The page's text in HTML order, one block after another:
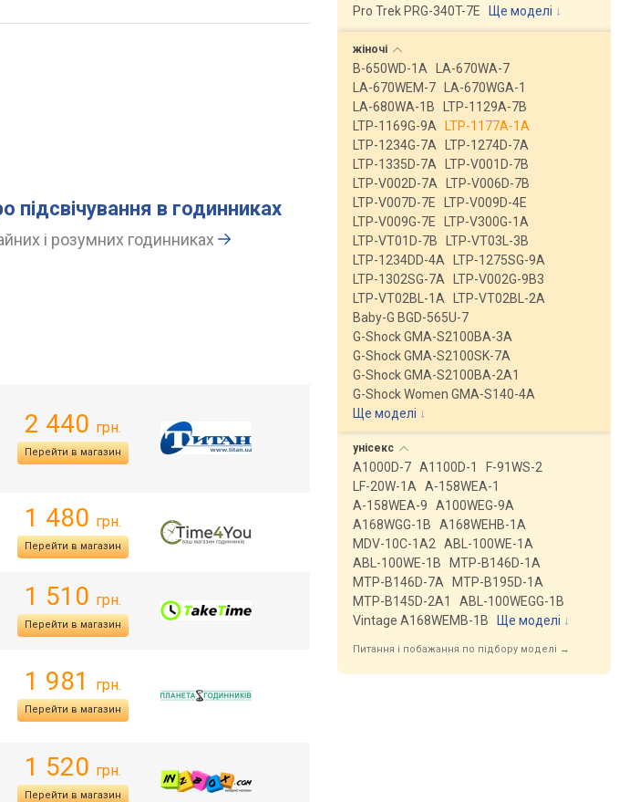
підсвічування в годинниках
і розумних годинниках
2 440 грн.
Перейти в магазин
1 480 грн.
Перейти в магазин
1 510 грн.
Перейти в магазин
1 981 грн.
Перейти в магазин
1 520 грн.
Перейти в магазин
Pro Trek PRG-340T-7E
Ще моделі ↓
жіночі
B-650WD-1A
LA-670WA-7
LA-670WEM-7
LA-670WGA-1
LA-680WA-1B
LTP-1129A-7B
LTP-1169G-9A
LTP-1177A-1A
LTP-1234G-7A
LTP-1274D-7A
LTP-1335D-7A
LTP-V001D-7B
LTP-V002D-7A
LTP-V006D-7B
LTP-V007D-7E
LTP-V009D-4E
LTP-V009G-7E
LTP-V300G-1A
LTP-VT01D-7B
LTP-VT03L-3B
LTP-1234DD-4A
LTP-1275SG-9A
LTP-1302SG-7A
LTP-V002G-9B3
LTP-VT02BL-1A
LTP-VT02BL-2A
Baby-G BGD-565U-7
G-Shock GMA-S2100BA-3A
G-Shock GMA-S2100SK-7A
G-Shock GMA-S2100BA-2A1
G-Shock Women GMA-S140-4A
Ще моделі ↓
унісекс
A1000D-7 A1100D-1
F-91WS-2
LF-20W-1A
A-158WEA-1
A-158WEA-9
A100WEG-9A
A168WGG-1B
A168WEHB-1A
MDV-10C-1A2
ABL-100WE-1A
ABL-100WE-1B
MTP-B146D-1A
MTP-B146D-7A
MTP-B195D-1A
MTP-B145D-2A1
ABL-100WEGG-1B
Vintage A168WEMB-1B
Ще моделі ↓
Питання і побажання по підбору моделі →